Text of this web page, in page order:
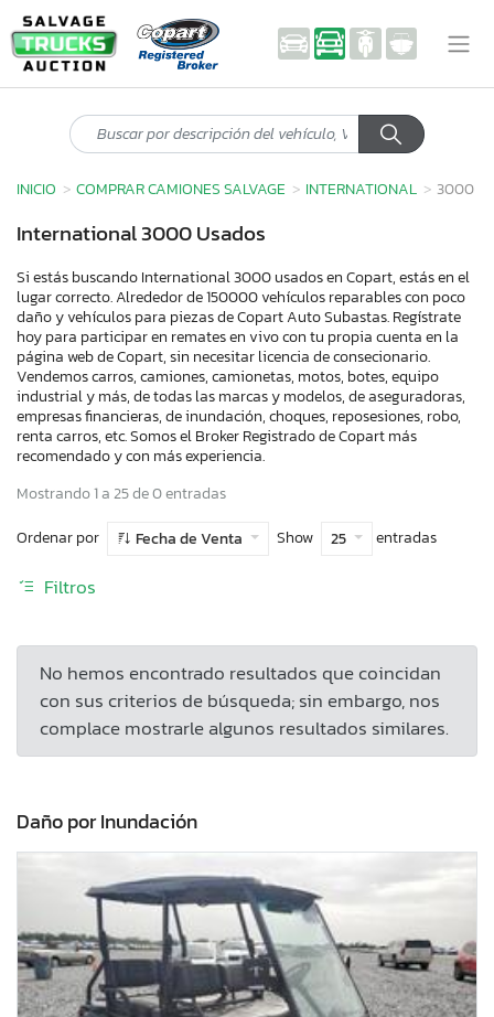
INICIO COMPRAR CAMIONES SALVAGE INTERNATIONAL 3000
International 3000 Usados
Si estás buscando International 3000 usados en Copart, estás en el
lugar correcto. Alrededor de 150000 vehículos reparables con poco
daño y vehículos para piezas de Copart Auto Subastas. Regístrate
hoy para participar en remates en vivo con tu propia cuenta en la
página web de Copart, sin necesitar licencia de consecionario.
Vendemos carros, camiones, camionetas, motos, botes, equipo
industrial y más, de todas las marcas y modelos, de aseguradoras,
empresas financieras, de inundación, choques, reposesiones, robo,
renta carros, etc. Somos el Broker Registrado de Copart más
recomendado y con más experiencia.
Mostrando 1 a 25 de 0 entradas
Ordenar por
Fecha de Venta Show 25 entradas
Filtros
No hemos encontrado resultados que coincidan
con sus criterios de búsqueda; sin embargo, nos
complace mostrarle algunos resultados similares.
Daño por Inundación